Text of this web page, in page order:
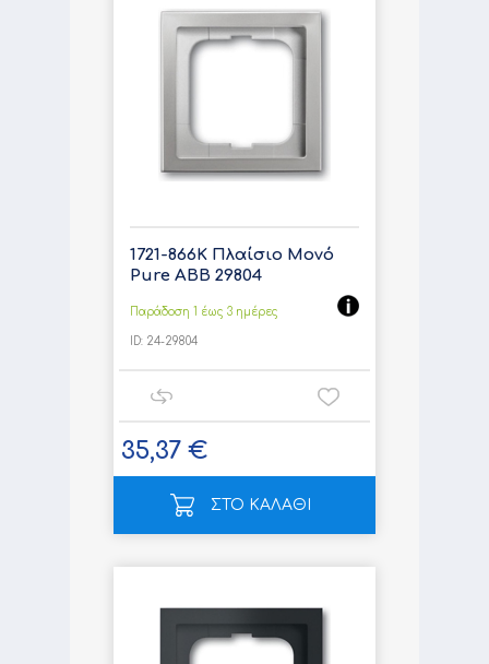
1721-866K Πλαίσιο Μονό
Pure ABB 29804
Παράδοση 1 έως 3 ημέρες
ID: 24-29804
35,37 €
ΣΤΟ ΚΑΛΑΘΙ